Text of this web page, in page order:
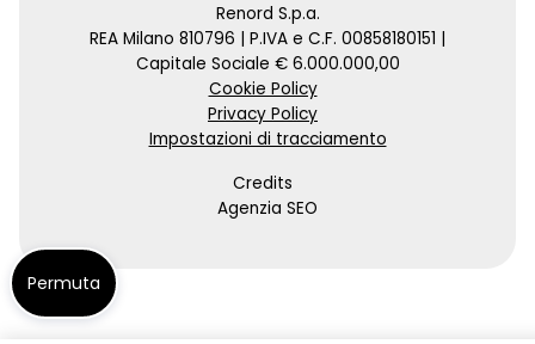
Renord S.p.a.
REA Milano 810796 | P.IVA e C.F. 00858180151 |
Capitale Sociale € 6.000.000,00
Cookie Policy
Privacy Policy
Impostazioni di tracciamento
Credits
Agenzia SEO
Permuta